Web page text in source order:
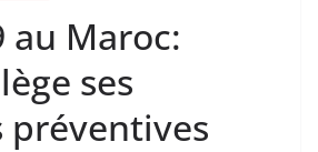
au Maroc:
ses
préventives